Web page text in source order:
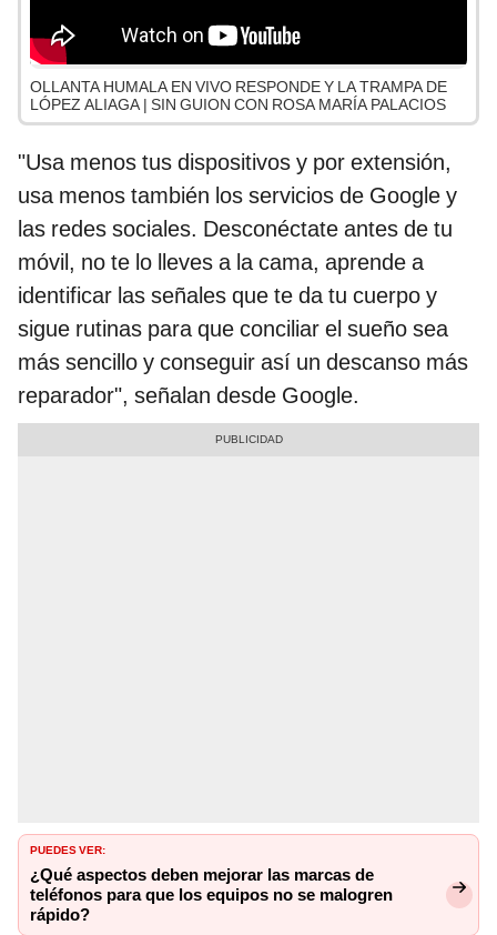
OLLANTA HUMALA EN VIVO RESPONDE Y LA TRAMPA DE
LÓPEZ ALIAGA | SIN GUION CON ROSA MARÍA PALACIOS
"Usa menos tus dispositivos y por extensión,
usa menos también los servicios de Google y
las redes sociales. Desconéctate antes de tu
móvil, no te lo lleves a la cama, aprende a
identificar las señales que te da tu cuerpo y
sigue rutinas para que conciliar el sueño sea
más sencillo y conseguir así un descanso más
reparador", señalan desde Google.
PUEDES VER:
¿Qué aspectos deben mejorar las marcas de
teléfonos para que los equipos no se malogren
rápido?